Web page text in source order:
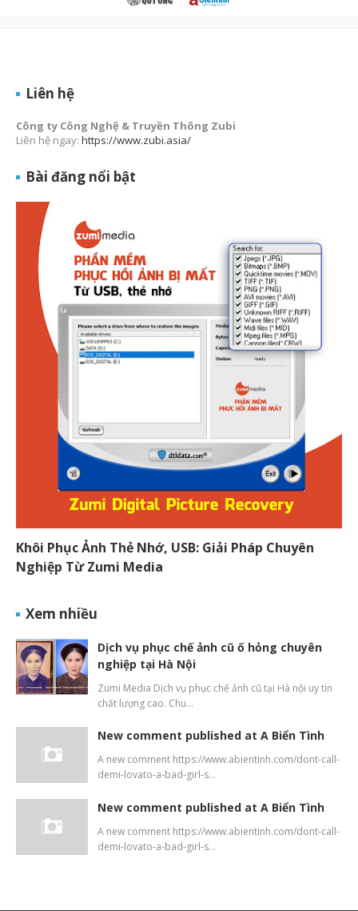
Liên hệ
Công ty Công Nghệ & Truyền Thông Zubi
Liên hệ ngay: https://www.zubi.asia/
Bài đăng nổi bật
Khôi Phục Ảnh Thẻ Nhớ, USB: Giải Pháp Chuyên
Nghiệp Từ Zumi Media
Xem nhiều
Dịch vụ phục chế ảnh cũ ố hỏng chuyên
nghiệp tại Hà Nội
Zumi Media Dịch vụ phục chế ảnh cũ tại Hà nội uy tín
chất lượng cao. Chu…
New comment published at A Biển Tình
A new comment https://www.abientinh.com/dont-call-
demi-lovato-a-bad-girl-s…
New comment published at A Biển Tình
A new comment https://www.abientinh.com/dont-call-
demi-lovato-a-bad-girl-s…